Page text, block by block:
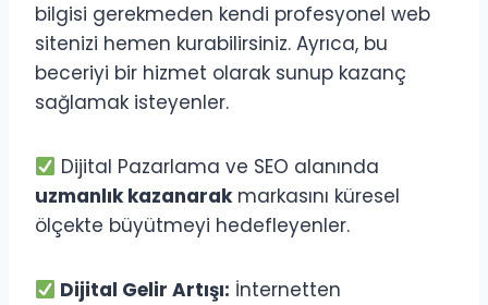
bilgisi gerekmeden kendi profesyonel web
sitenizi hemen kurabilirsiniz. Ayrıca, bu
beceriyi bir hizmet olarak sunup kazanç
sağlamak isteyenler.
Dijital Pazarlama ve SEO alanında
uzmanlık kazanarakmarkasını küresel
ölçekte büyütmeyi hedefleyenler.
Dijital Gelir Artışı: İnternetten